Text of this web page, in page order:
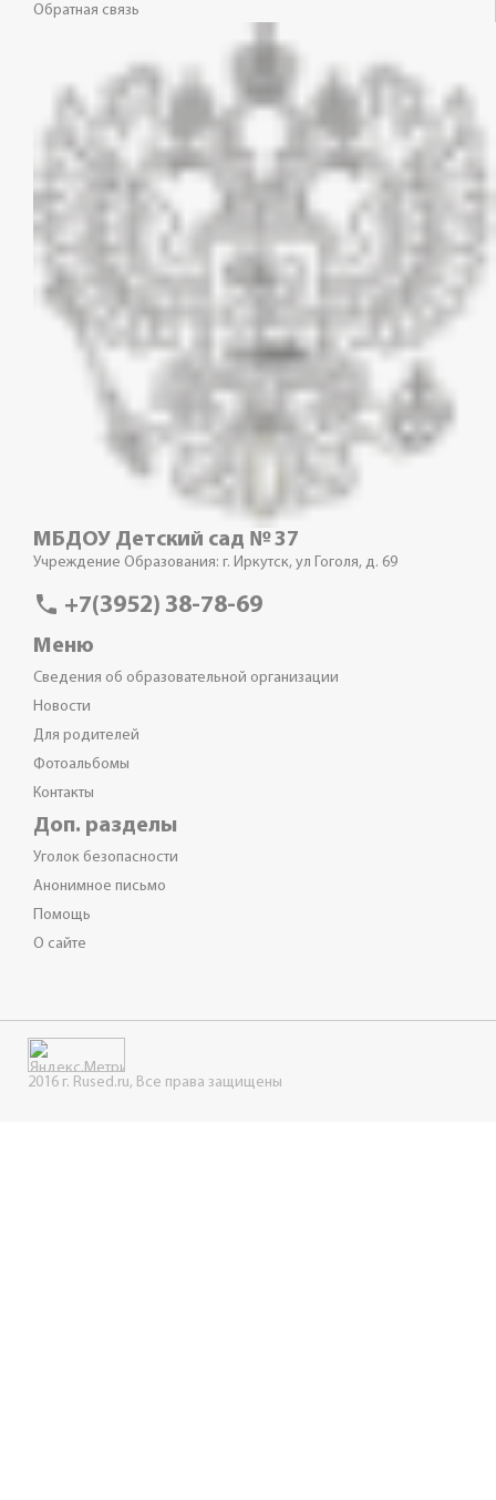
Обратная связь
МБДОУ Детский сад № 37
Учреждение Образования: г. Иркутск, ул Гоголя, д. 69
phone +7(3952) 38-78-69
Меню
Сведения об образовательной организации
Новости
Для родителей
Фотоальбомы
Контакты
Доп. разделы
Уголок безопасности
Анонимное письмо
Помощь
О сайте
2016 г. Rused.ru, Все права защищены